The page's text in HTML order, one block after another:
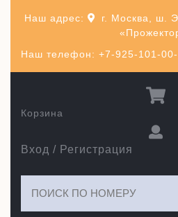
Наш телефон: +7-925-101-
Наш адрес:
г. Москва, ш.
Вход / Регистрация
Корзина